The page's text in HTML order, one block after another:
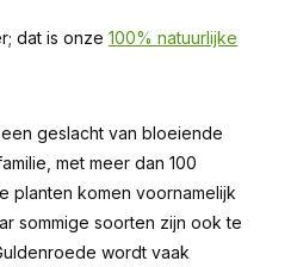
dat is onze 100% natuurlijke
geslacht van bloeiende
met meer dan 100
planten komen voornamelijk
sommige soorten zijn ook te
wordt vaak